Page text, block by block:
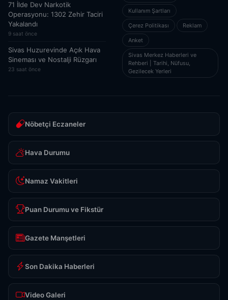
71 İlde Dev Narkotik
Operasyonu: 1302 Zehir Taciri
Yakalandı
9 saat önce
Sivas Huzurevinde Açık Hava
Sineması ve Nostalji Rüzgarı
23 saat önce
Kullanım Şartları
Çerez Politikası Reklam
Anket
Sivas Merkez Haberleri ve
Rehberi | Tarihi, Nüfusu,
Gezilecek Yerleri
Nöbetçi Eczaneler
Hava Durumu
Namaz Vakitleri
Puan Durumu ve Fikstür
Gazete Manşetleri
Son Dakika Haberleri
Video Galeri